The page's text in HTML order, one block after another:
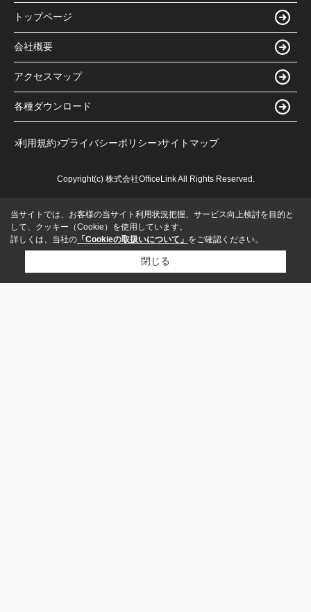
トップページ
会社概要
アクセスマップ
各種ダウンロード
利用規約 プライバシーポリシー サイトマップ
Copyright(c) 株式会社OfficeLink All Rights Reserved.
当サイトでは、お客様の当サイト利用状況把握、サービス向上検討を目的と
して、クッキー（Cookie）を使用しています。
詳しくは、当社の 「Cookieの取扱いについて」 をご確認ください。
閉じる